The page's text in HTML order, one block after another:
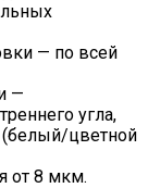
— по всей
—
угла,
цветной
от 8 мкм.